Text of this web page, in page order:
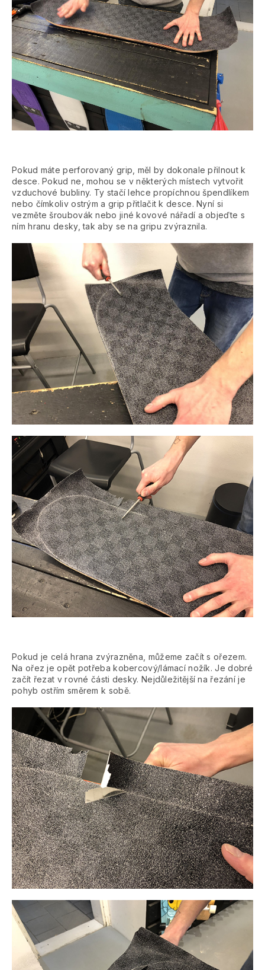
Pokud máte perforovaný grip, měl by dokonale přilnout k
desce. Pokud ne, mohou se v některých místech vytvořit
vzduchové bubliny. Ty stačí lehce propíchnou špendlíkem
nebo čímkoliv ostrým a grip přitlačit k desce. Nyní si
vezměte šroubovák nebo jiné kovové nářadí a objeďte s
ním hranu desky, tak aby se na gripu zvýraznila.
Pokud je celá hrana zvýrazněna, můžeme začít s ořezem.
Na ořez je opět potřeba kobercový/lámací nožík. Je dobré
začít řezat v rovné části desky. Nejdůležitější na řezání je
pohyb ostřím směrem k sobě.